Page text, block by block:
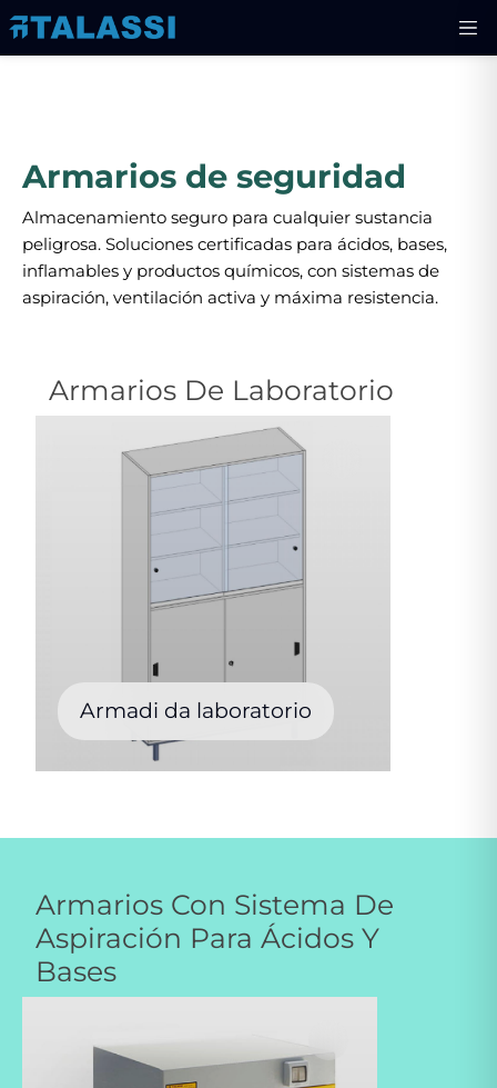
Armarios de seguridad
Almacenamiento seguro para cualquier sustancia
peligrosa. Soluciones certificadas para ácidos, bases,
inflamables y productos químicos, con sistemas de
aspiración, ventilación activa y máxima resistencia.
Armarios De Laboratorio
Armadi da laboratorio
Armarios Con Sistema De
Aspiración Para Ácidos Y
Bases